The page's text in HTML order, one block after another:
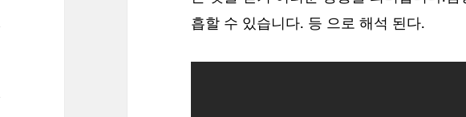
흡할 수 있습니다. 등 으로 해석 된다.